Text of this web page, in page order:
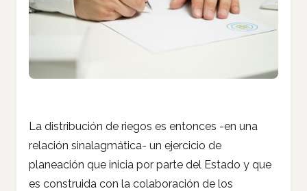
La distribución de riegos es entonces -en una
relación sinalagmática- un ejercicio de
planeación que inicia por parte del Estado y que
es construida con la colaboración de los